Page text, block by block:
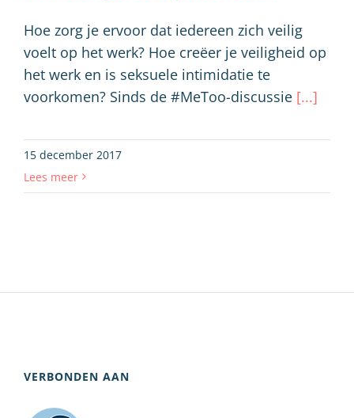
Hoe zorg je ervoor dat iedereen zich veilig
voelt op het werk? Hoe creëer je veiligheid op
het werk en is seksuele intimidatie te
voorkomen? Sinds de #MeToo-discussie [...]
15 december 2017
Lees meer
VERBONDEN AAN